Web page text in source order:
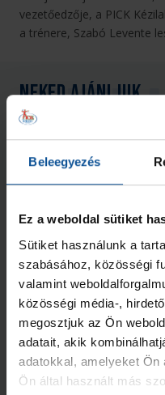
Beleegyezés
Ez a weboldal sütiket
Sütiket használunk a
szabásához, közösségi
valamint
közösségi média-,
megosztjuk az Ön
adatait, akik
adatokkal, amelyeket
Ön által használt más
vezetőedzője, a PICK
a trénere, Szabó Levente
Neked ajánljuk
Megnézem az összeset
Akadémia 2026. júl. 30.
Elindult a munka az